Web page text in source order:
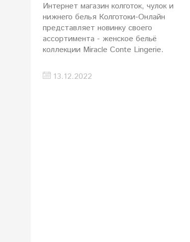
Интернет магазин колготок, чулок и
нижнего белья Колготоки-Онлайн
представляет новинку своего
ассортимента - женское бельё
коллекции Miracle Conte Lingerie.
13.12.2022